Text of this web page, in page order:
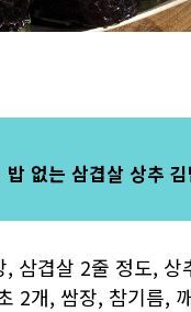
없는 삼겹살 상추 김
삼겹살 2줄 정도, 상
2개, 쌈장, 참기름,